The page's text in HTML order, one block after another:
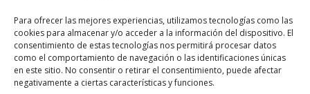
Para ofrecer las mejores experiencias, utilizamos tecnologías como las
cookies para almacenar y/o acceder a la información del dispositivo. El
consentimiento de estas tecnologías nos permitirá procesar datos
como el comportamiento de navegación o las identificaciones únicas
en este sitio. No consentir o retirar el consentimiento, puede afectar
negativamente a ciertas características y funciones.
Webmaster
soporte@fotosdlahabana.com
Nuestro e-mail: